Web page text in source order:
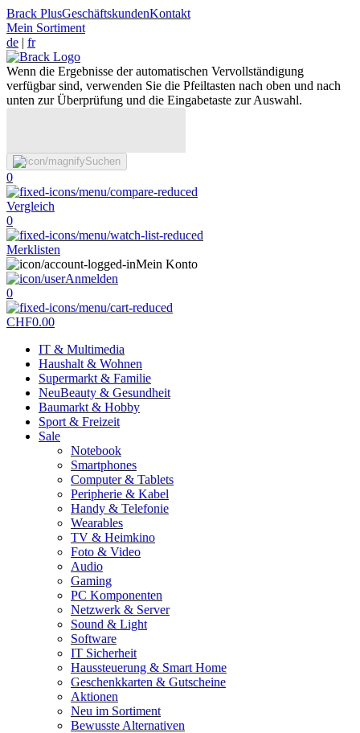
Brack PlusGeschäftskundenKontakt
Mein Sortiment
de | fr
Wenn die Ergebnisse der automatischen Vervollständigung
verfügbar sind, verwenden Sie die Pfeiltasten nach oben und nach
unten zur Überprüfung und die Eingabetaste zur Auswahl.
Suchen
0
Vergleich
0
Merklisten
Mein Konto
Anmelden
0
CHF0.00
IT & Multimedia
Haushalt & Wohnen
Supermarkt & Familie
NeuBeauty & Gesundheit
Baumarkt & Hobby
Sport & Freizeit
Sale
Notebook
Smartphones
Computer & Tablets
Peripherie & Kabel
Handy & Telefonie
Wearables
TV & Heimkino
Foto & Video
Audio
Gaming
PC Komponenten
Netzwerk & Server
Sound & Light
Software
IT Sicherheit
Haussteuerung & Smart Home
Geschenkkarten & Gutscheine
Aktionen
Neu im Sortiment
Bewusste Alternativen